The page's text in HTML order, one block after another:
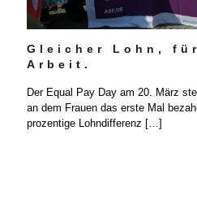
Gleicher Lohn,
Arbeit.
Der Equal Pay Day am 20. März
an dem Frauen das erste Mal
prozentige Lohndifferenz […]